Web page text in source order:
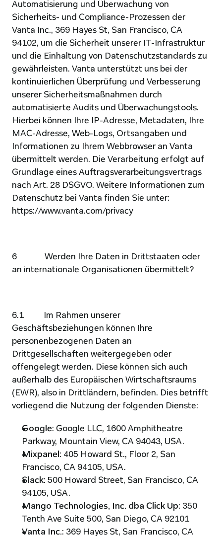
Automatisierung und Überwachung von
Sicherheits- und Compliance-Prozessen der
Vanta Inc., 369 Hayes St, San Francisco, CA
94102, um die Sicherheit unserer IT-Infrastruktur
und die Einhaltung von Datenschutzstandards zu
gewährleisten. Vanta unterstützt uns bei der
kontinuierlichen Überprüfung und Verbesserung
unserer Sicherheitsmaßnahmen durch
automatisierte Audits und Überwachungstools.
Hierbei können Ihre IP-Adresse, Metadaten, Ihre
MAC-Adresse, Web-Logs, Ortsangaben und
Informationen zu Ihrem Webbrowser an Vanta
übermittelt werden. Die Verarbeitung erfolgt auf
Grundlage eines Auftragsverarbeitungsvertrags
nach Art. 28 DSGVO. Weitere Informationen zum
https://www.vanta.com/privacy
6              Werden Ihre Daten in Drittstaaten oder
an internationale Organisationen übermittelt?
6.1          Im Rahmen unserer
Geschäftsbeziehungen können Ihre
personenbezogenen Daten an
Drittgesellschaften weitergegeben oder
offengelegt werden. Diese können sich auch
außerhalb des Europäischen Wirtschaftsraums
(EWR), also in Drittländern, befinden. Dies betrifft
vorliegend die Nutzung der folgenden Dienste:
Google: Google LLC, 1600 Amphitheatre
Parkway, Mountain View, CA 94043, USA.
Mixpanel: 405 Howard St., Floor 2, San
Francisco, CA 94105, USA.
Slack: 500 Howard Street, San Francisco, CA
94105, USA.
Mango Technologies, Inc. dba Click Up: 350
Tenth Ave Suite 500, San Diego, CA 92101
Vanta Inc.: 369 Hayes St, San Francisco, CA